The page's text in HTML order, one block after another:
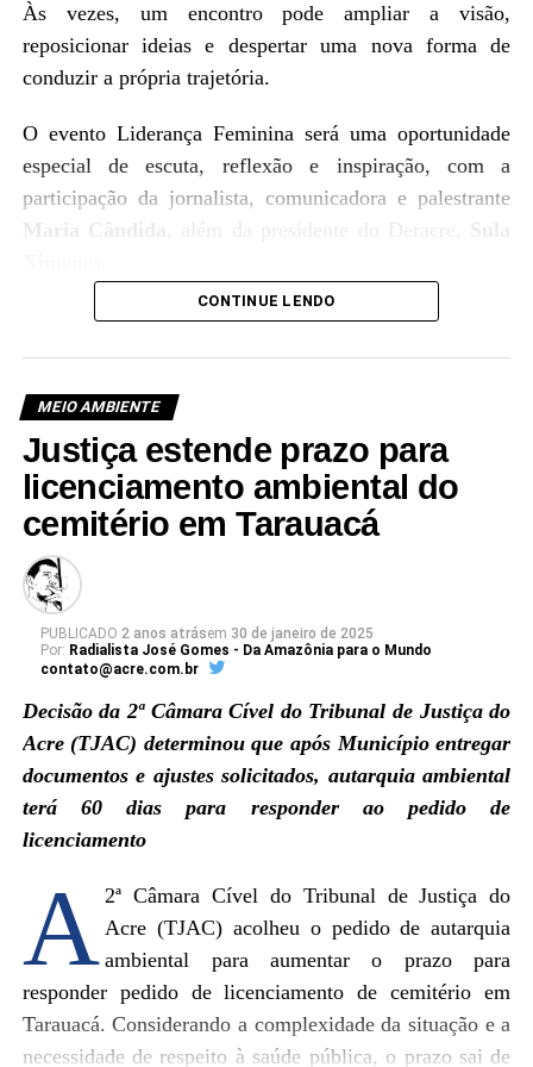
Às vezes, um encontro pode ampliar a visão,
reposicionar ideias e despertar uma nova forma de
conduzir a própria trajetória.
O evento Liderança Feminina será uma oportunidade
especial de escuta, reflexão e inspiração, com a
participação da jornalista, comunicadora e palestrante
Ver essa foto no Instagram
CONTINUE LENDO
MEIO AMBIENTE
Justiça estende prazo para
licenciamento ambiental do
cemitério em Tarauacá
PUBLICADO 2 anos atrásem 30 de janeiro de 2025
Por: Radialista José Gomes - Da Amazônia para o Mundo
contato@acre.com.br
Decisão da 2ª Câmara Cível do Tribunal de Justiça do
Acre (TJAC) determinou que após Município entregar
documentos e ajustes solicitados, autarquia ambiental
terá 60 dias para responder ao pedido de
licenciamento
A 2ª Câmara Cível do Tribunal de Justiça do
Acre (TJAC) acolheu o pedido de autarquia
ambiental para aumentar o prazo para
responder pedido de licenciamento de cemitério em
Tarauacá. Considerando a complexidade da situação e a
necessidade de respeito à saúde pública, o prazo sai de